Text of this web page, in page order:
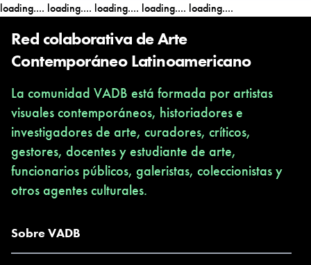
loading.... loading.... loading.... loading.... loading....
Red colaborativa de Arte
Contemporáneo Latinoamericano
La comunidad VADB está formada por artistas
visuales contemporáneos, historiadores e
investigadores de arte, curadores, críticos,
gestores, docentes y estudiante de arte,
funcionarios públicos, galeristas, coleccionistas y
otros agentes culturales.
Sobre VADB